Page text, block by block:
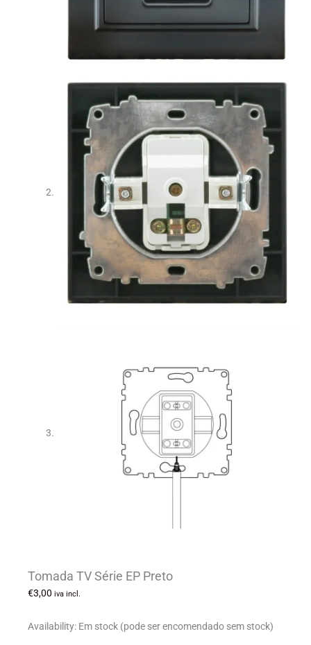
Tomada TV Série EP Preto
€3,00 iva incl.
Availability: Em stock (pode ser encomendado sem stock)